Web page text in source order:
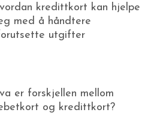
kredittkort kan hjelpe
med å håndtere
utgifter
er forskjellen mellom
og kredittkort?